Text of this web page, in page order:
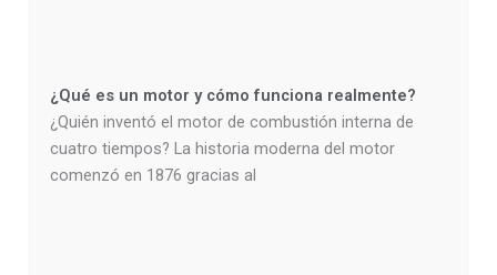
¿Qué es un motor y cómo funciona realmente?
¿Quién inventó el motor de combustión interna de
cuatro tiempos? La historia moderna del motor
comenzó en 1876 gracias al